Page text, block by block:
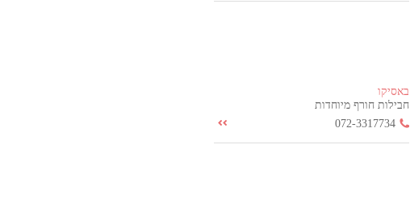
באסיקו
חבילות חורף מיוחדות
072-3317734